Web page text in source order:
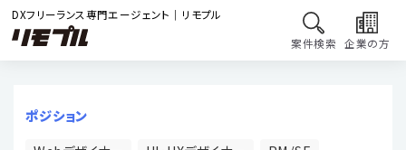
DXフリーランス専門エージェント｜リモプル
案件検索 企業の方
ポジション